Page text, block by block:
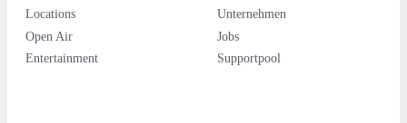
Locations
Open Air
Entertainment
Unternehmen
Jobs
Supportpool